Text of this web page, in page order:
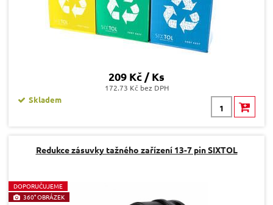
209 Kč / Ks
172.73 Kč bez DPH
Skladem
Redukce zásuvky tažného zařízení 13-7 pin SIXTOL
DOPORUČUJEME
360° OBRÁZEK